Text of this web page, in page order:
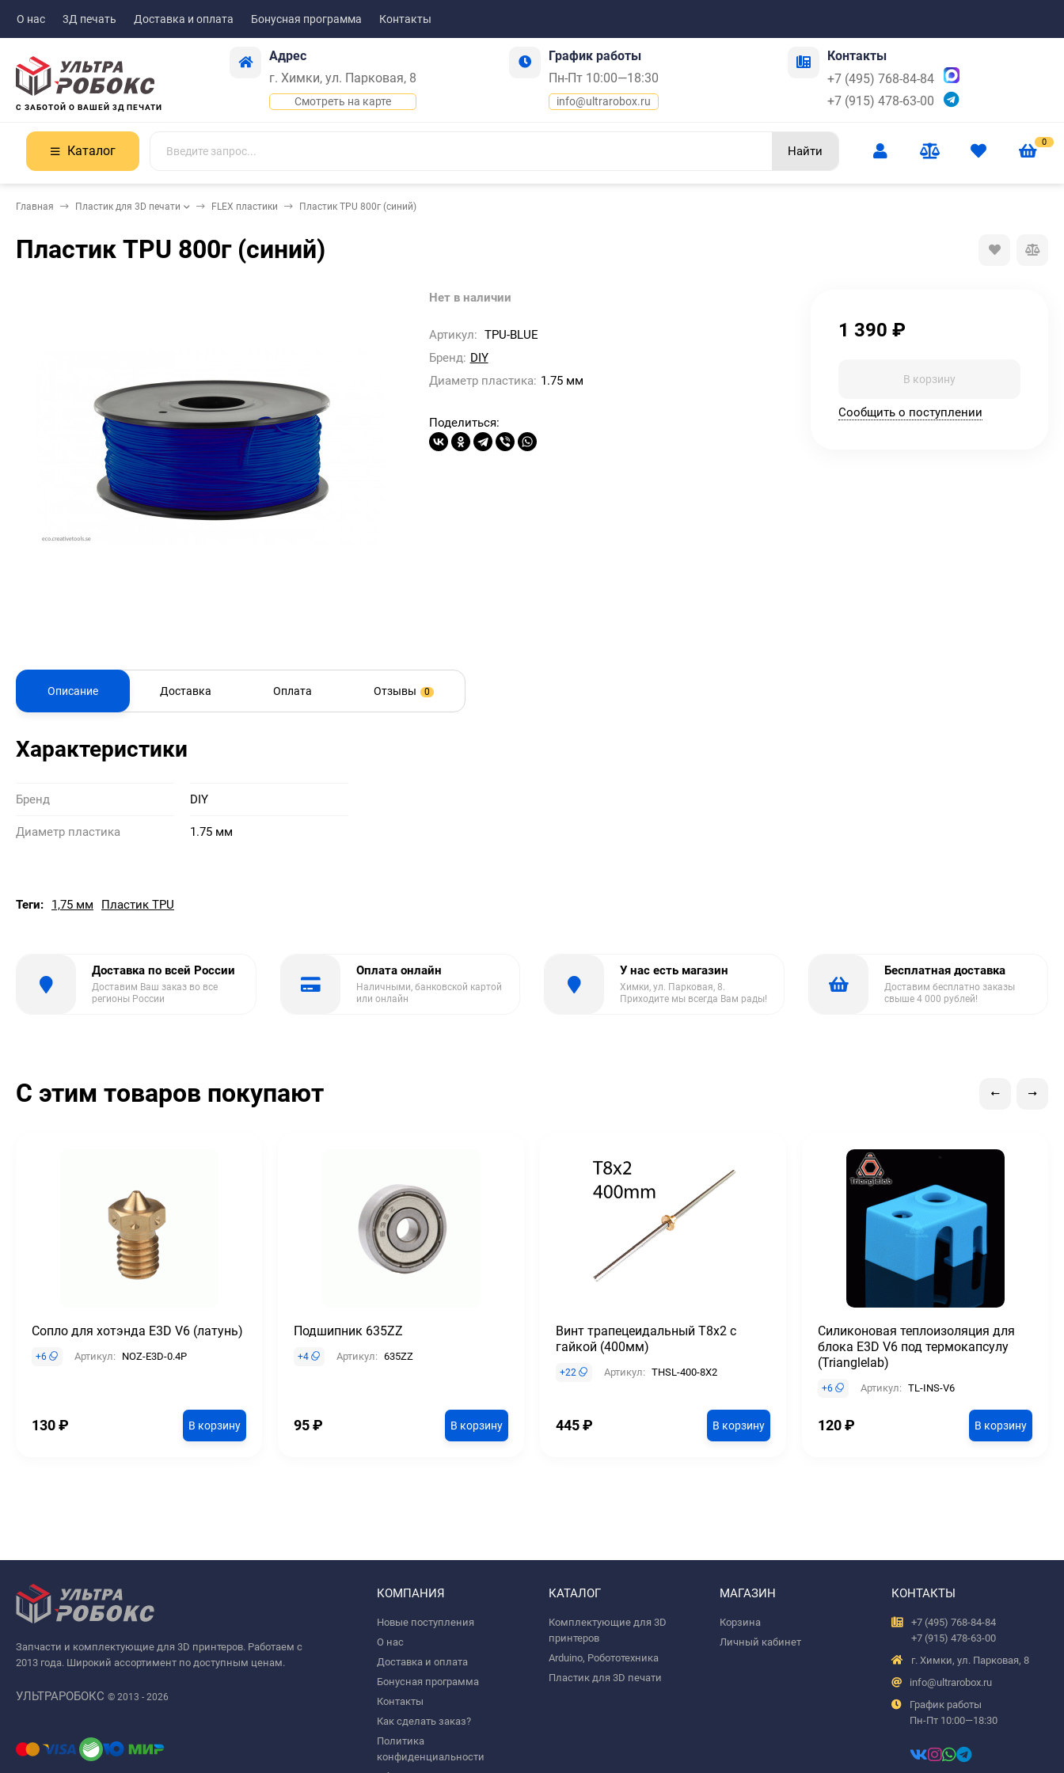
О нас 3Д печать Доставка и оплата Бонусная программа Контакты
С ЗАБОТОЙ О ВАШЕЙ 3Д ПЕЧАТИ
Адрес
г. Химки, ул. Парковая, 8
Смотреть на карте
График работы
Пн-Пт 10:00—18:30
info@ultrarobox.ru
Контакты
+7 (495) 768-84-84
+7 (915) 478-63-00
Каталог Найти
0
Главная Пластик для 3D печати FLEX пластики Пластик TPU 800г (синий)
Пластик TPU 800г (синий)
Нет в наличии
Артикул: TPU-BLUE
Бренд: DIY
Диаметр пластика: 1.75 мм
Поделиться:
1 390 ₽
В корзину
Сообщить о поступлении
Описание Доставка Оплата Отзывы 0
Характеристики
Бренд DIY
Диаметр пластика 1.75 мм
Теги: 1,75 мм Пластик TPU
Доставка по всей России
Доставим Ваш заказ во все
регионы России
Оплата онлайн
Наличными, банковской картой
или онлайн
У нас есть магазин
Химки, ул. Парковая, 8.
Приходите мы всегда Вам рады!
Бесплатная доставка
Доставим бесплатно заказы
свыше 4 000 рублей!
С этим товаров покупают
Сопло для хотэнда E3D V6 (латунь)
+6 Артикул: NOZ-E3D-0.4P
130₽ В корзину
Подшипник 635ZZ
+4 Артикул: 635ZZ
95₽ В корзину
Винт трапецеидальный T8x2 с
гайкой (400мм)
+22 Артикул: THSL-400-8X2
445₽ В корзину
Силиконовая теплоизоляция для
блока E3D V6 под термокапсулу
(Trianglelab)
+6 Артикул: TL-INS-V6
120₽ В корзину
Запчасти и комплектующие для 3D принтеров. Работаем с
2013 года. Широкий ассортимент по доступным ценам.
УЛЬТРАРОБОКС © 2013 - 2026
КОМПАНИЯ
Новые поступления
О нас
Доставка и оплата
Бонусная программа
Контакты
Как сделать заказ?
Политика
конфиденциальности
КАТАЛОГ
Комплектующие для 3D
принтеров
Arduino, Робототехника
Пластик для 3D печати
МАГАЗИН
Корзина
Личный кабинет
КОНТАКТЫ
+7 (495) 768-84-84
+7 (915) 478-63-00
г. Химки, ул. Парковая, 8
info@ultrarobox.ru
График работы
Пн-Пт 10:00—18:30